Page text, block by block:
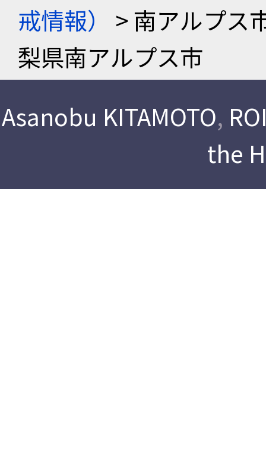
戒情報）
> 南アルプス
梨県南アルプス市
Asanobu KITAMOTO,
the